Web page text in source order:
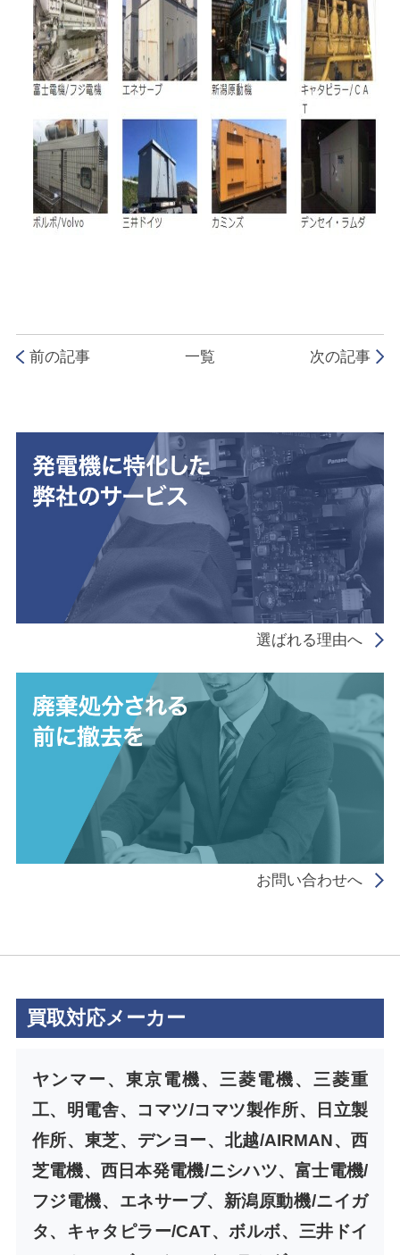
前の記事 一覧 次の記事
選ばれる理由へ
お問い合わせへ
買取対応メーカー
ヤンマー、東京電機、三菱電機、三菱重
工、明電舎、コマツ/コマツ製作所、日立製
作所、東芝、デンヨー、北越/AIRMAN、西
芝電機、西日本発電機/ニシハツ、富士電機/
フジ電機、エネサーブ、新潟原動機/ニイガ
タ、キャタピラー/CAT、ボルボ、三井ドイ